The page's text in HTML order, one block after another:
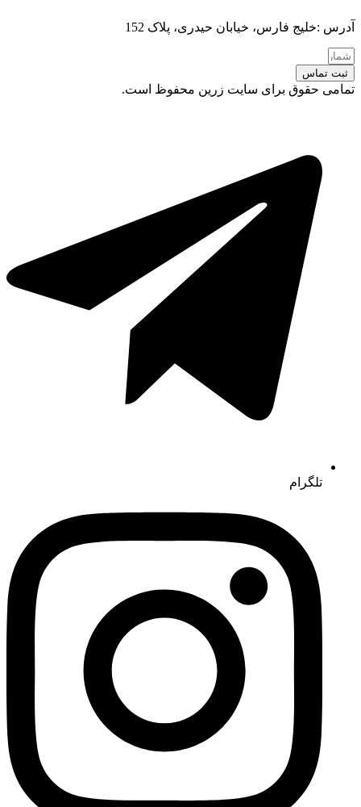
آدرس :خلیج فارس، خیابان حیدری، پلاک 152
ثبت تماس
تمامی حقوق برای سایت زرین محفوظ است.
تلگرام